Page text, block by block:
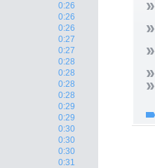
0:26
0:26
0:26
0:27
0:27
0:28
0:28
0:28
0:28
0:29
0:29
0:30
0:30
0:30
0:31